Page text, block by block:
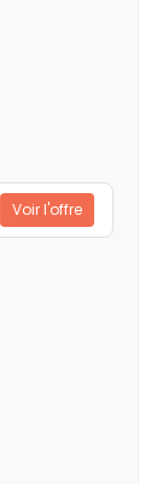
Voir l'offre